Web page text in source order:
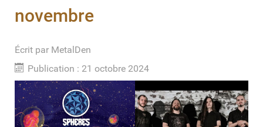
novembre
Écrit par MetalDen
Publication : 21 octobre 2024